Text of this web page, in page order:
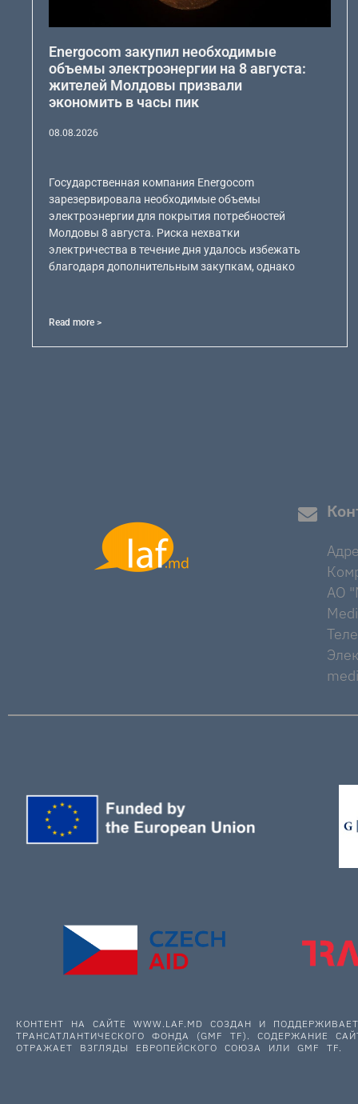
Energocom закупил необходимые
объемы электроэнергии на 8 августа:
жителей Молдовы призвали
экономить в часы пик
08.08.2026
Государственная компания Energocom
зарезервировала необходимые объемы
электроэнергии для покрытия потребностей
Молдовы 8 августа. Риска нехватки
электричества в течение дня удалось избежать
благодаря дополнительным закупкам, однако
Read more >
AO
КОНТЕНТ НА САЙТЕ WWW.LAF.MD СОЗДАН И
ТРАНСАТЛАНТИЧЕСКОГО ФОНДА (GMF TF). СОДЕРЖАНИЕ
ОТРАЖАЕТ ВЗГЛЯДЫ ЕВРОПЕЙСКОГО СОЮЗА ИЛИ GMF TF.